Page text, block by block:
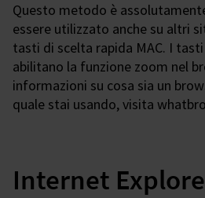
Questo metodo è
essere utilizzato anche su altri
tasti di scelta rapida MAC. I
abilitano la funzione zoom nel
informazioni su cosa sia un
quale stai usando, visita
Internet